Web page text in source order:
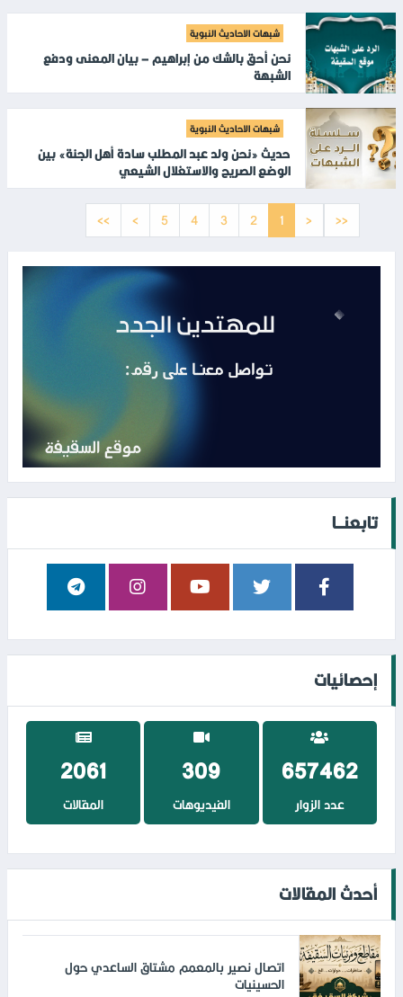
شبهات الاحاديث النبوية
نحن أحق بالشك من إبراهيم – بيان المعنى ودفع
الشبهة
شبهات الاحاديث النبوية
حديث «نحن ولد عبد المطلب سادة أهل الجنة» بين
الوضع الصريح والاستغلال الشيعي
<<
<
1
2
3
4
5
>
>>
تابعنــا
إحصائيات
750543
عدد الزوار
352
الفيديوهات
2352
المقالات
أحدث المقالات
اتصال نصير بالمعمم مشتاق الساعدي حول
الحسينيات